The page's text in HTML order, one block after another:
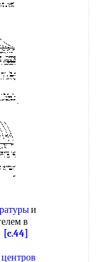
и
в
[c.44]